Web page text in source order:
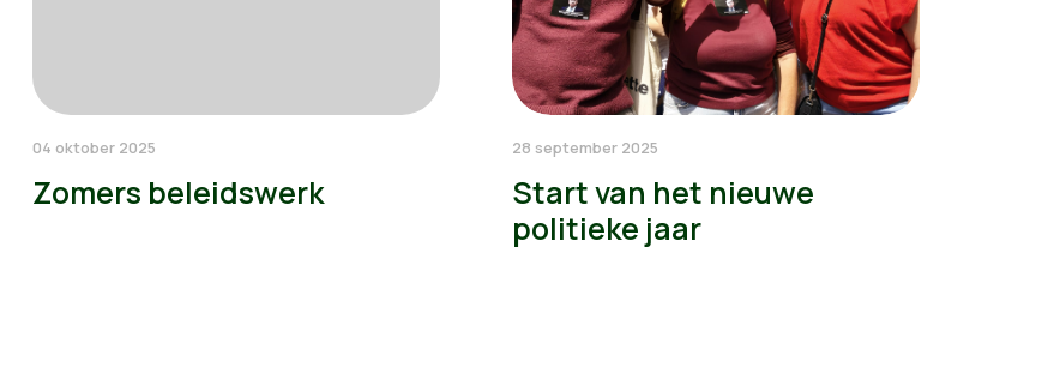
04 oktober 2025
Zomers beleidswerk
28 september 2025
Start van het nieuwe
politieke jaar